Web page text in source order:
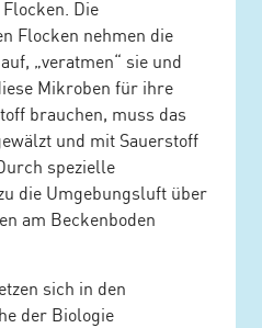
Die
Flocken nehmen die
„veratmen“ sie und
Mikroben für ihre
brauchen, muss das
und mit Sauerstoff
spezielle
die Umgebungsluft über
am Beckenboden
sich in den
der Biologie